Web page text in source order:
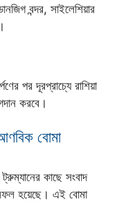
বন্দর, সাইলেশিয়ার
পর দূরপ্রাচ্যে রাশিয়া
করবে।
বোমা
কাছে সংবাদ
হয়েছে। এই বোমা